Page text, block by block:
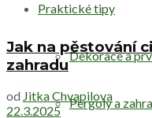
Praktické tipy
Dekorace a
Pergoly a
Jak na pěstování
zahradu
od Jitka Chvapilova
22.3.2025